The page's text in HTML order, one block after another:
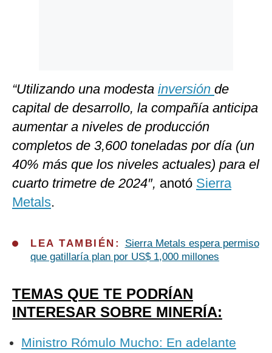
“Utilizando una modesta inversión de
capital de desarrollo, la compañía anticipa
aumentar a niveles de producción
completos de 3,600 toneladas por día (un
40% más que los niveles actuales) para el
cuarto trimetre de 2024″, anotó Sierra
Metals.
LEA TAMBIÉN: Sierra Metals espera permiso
que gatillaría plan por US$ 1,000 millones
TEMAS QUE TE PODRÍAN
INTERESAR SOBRE MINERÍA:
Ministro Rómulo Mucho: En adelante